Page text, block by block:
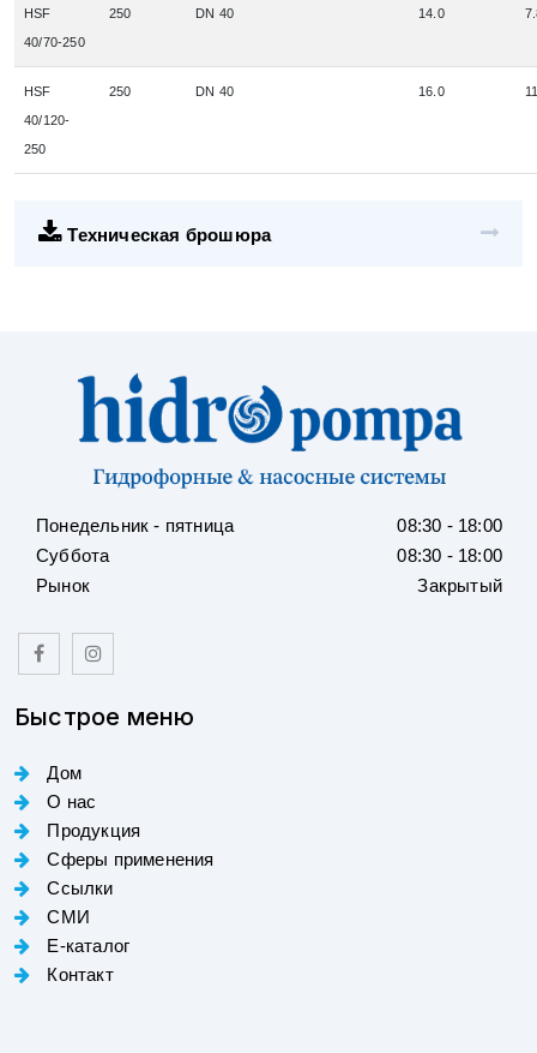
HSF
40/70-250
250 DN 40 14.0
HSF
40/120-
250
250 DN 40 16.0
Техническая брошюра
Понедельник - пятница
08:30 - 18:00
Суббота
08:30 - 18:00
Рынок
Закрытый
Быстрое меню
Дом
О нас
Продукция
Сферы применения
Ссылки
СМИ
E-каталог
Контакт